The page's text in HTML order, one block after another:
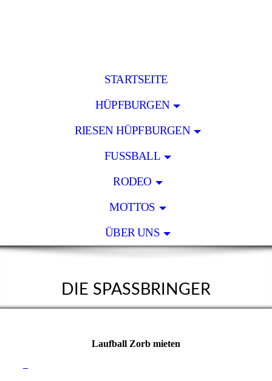
STARTSEITE
HÜPFBURGEN
RIESEN HÜPFBURGEN
FUSSBALL
RODEO
MOTTOS
ÜBER UNS
DIE SPASSBRINGER
Laufball Zorb mieten